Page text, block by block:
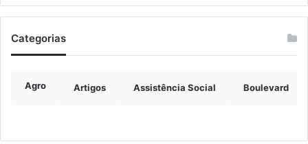
Categorias
Agro Artigos Assistência Social Boulevard